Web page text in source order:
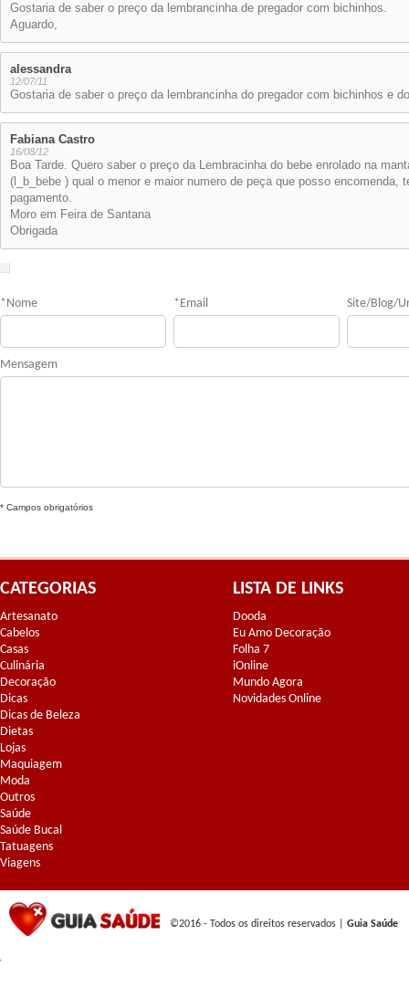
Gostaria de saber o preço da lembrancinha de pregador com bichinhos.
Aguardo,
alessandra
12/07/11
Gostaria de saber o preço da lembrancinha do pregador com bichinhos e
Fabiana Castro
16/08/12
Boa Tarde. Quero saber o preço da Lembracinha do bebe enrolado na
(l_b_bebe ) qual o menor e maior numero de peça que posso encomenda,
pagamento.
Moro em Feira de Santana
Obrigada
* Nome * Email Site/Blog/
Mensagem
* Campos obrigatórios
CATEGORIAS
Artesanato
Cabelos
Casas
Culinária
Decoração
Dicas
Dicas de Beleza
Dietas
Lojas
Maquiagem
Moda
Outros
Saúde
Saúde Bucal
Tatuagens
Viagens
LISTA DE LINKS
Dooda
Eu Amo Decoração
Folha 7
iOnline
Mundo Agora
Novidades Online
©2016 - Todos os direitos reservados | Guia Saúde